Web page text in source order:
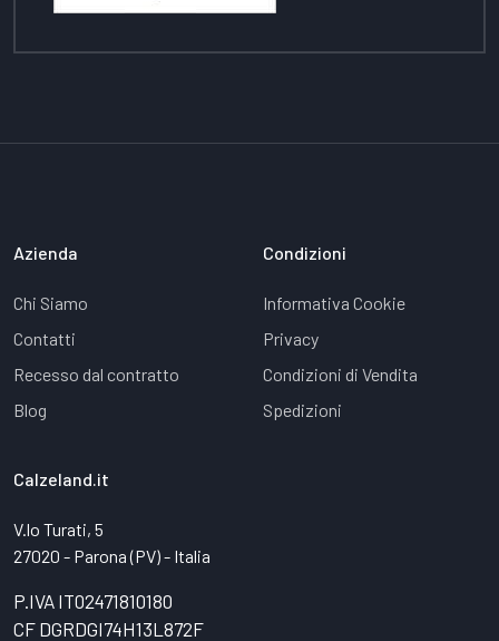
Azienda
Chi Siamo
Contatti
Recesso dal contratto
Blog
Condizioni
Informativa Cookie
Privacy
Condizioni di Vendita
Spedizioni
Calzeland.it
V.lo Turati, 5
27020 - Parona (PV) - Italia
P.IVA IT02471810180
CF DGRDGI74H13L872F